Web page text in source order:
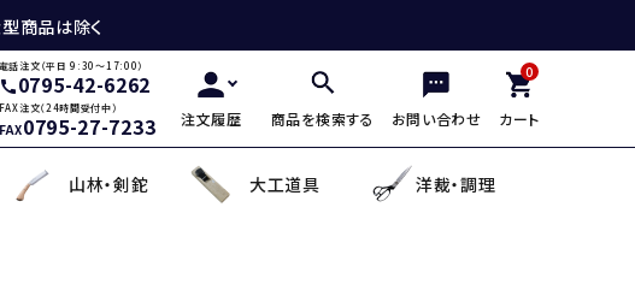
商品は除く
電話注文（平日 9:30～17:00）
call0795-42-6262
FAX注文（24時間受付中）
FAX0795-27-7233 注文履歴 商品を検索する お問い合わせ
0
カート
山林・剣鉈 大工道具 洋裁・調理